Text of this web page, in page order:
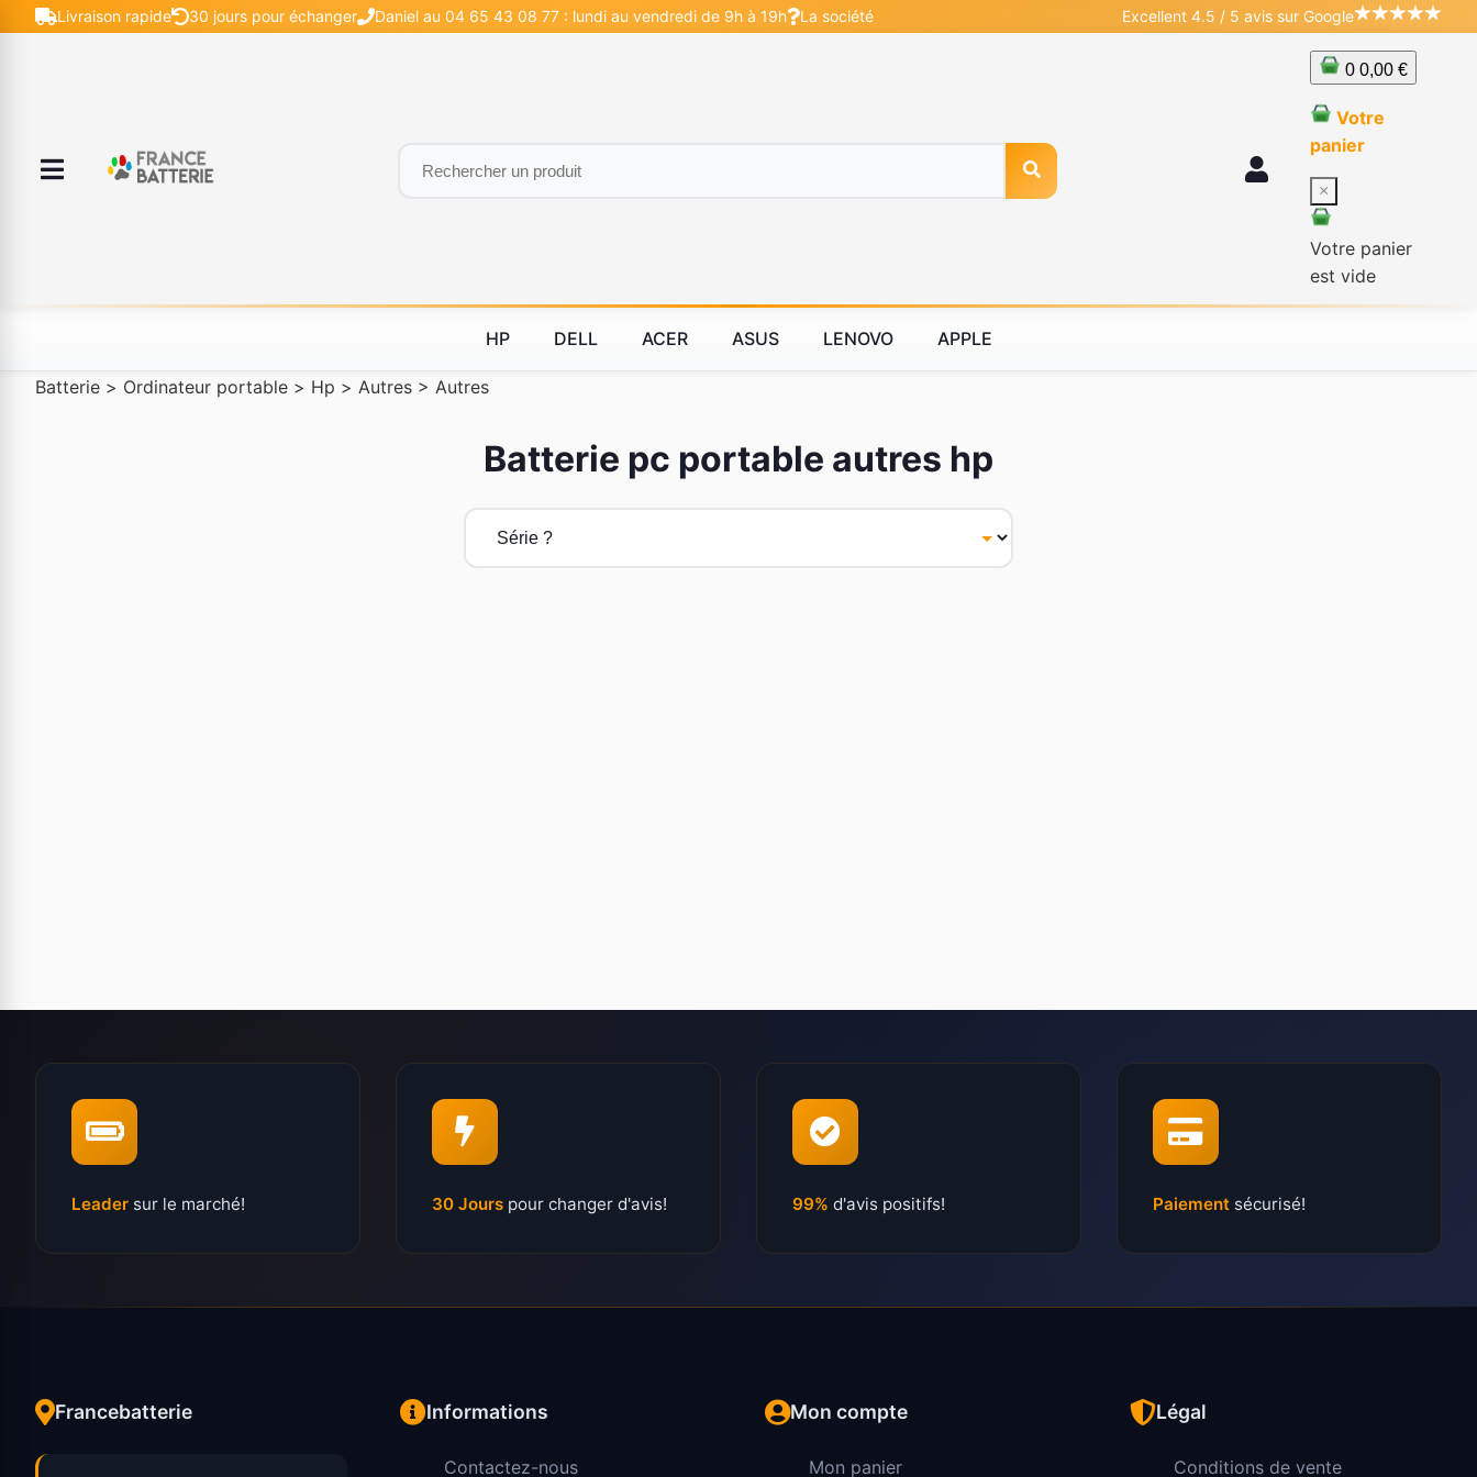
Livraison rapide 30 jours pour échanger Daniel au 04 65 43 08 77 : lundi au vendredi de 9h à 19h La société Excellent 4.5 / 5 avis sur Google
0 0,00 €
Votre
panier
×
Votre panier
est vide
HP DELL ACER ASUS LENOVO APPLE
Batterie > Ordinateur portable > Hp > Autres > Autres
Batterie pc portable autres hp
Leader sur le marché! 30 Jours pour changer d'avis! 99% d'avis positifs! Paiement sécurisé!
Francebatterie Informations
Contactez-nous
Mon compte
Mon panier
Légal
Conditions de vente